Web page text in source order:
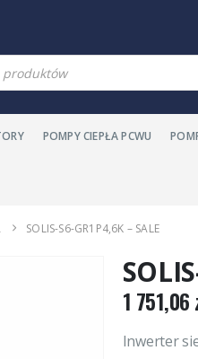
POMPY CIEPŁA PCWU
SOLIS-S6-GR1P4,6K – SALE
1 751,06
Inwerter